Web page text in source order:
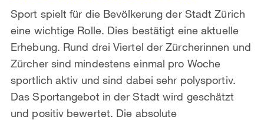
Sport spielt für die Bevölkerung der Stadt Zürich
eine wichtige Rolle. Dies bestätigt eine aktuelle
Erhebung. Rund drei Viertel der Zürcherinnen und
Zürcher sind mindestens einmal pro Woche
sportlich aktiv und sind dabei sehr polysportiv.
Das Sportangebot in der Stadt wird geschätzt
und positiv bewertet. Die absolute